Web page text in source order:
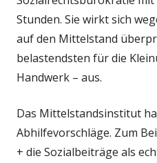
Stunden. Sie wirkt sich
auf den Mittelstand
belastendsten für die
Handwerk – aus.
Das Mittelstandsinstitut
Abhilfevorschläge. Zum
+ die Sozialbeiträge als